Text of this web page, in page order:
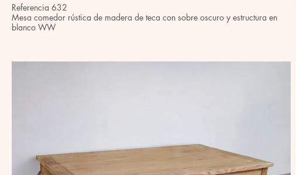
Referencia 632
Mesa comedor rústica de madera de teca con sobre oscuro y estructura en
blanco WW